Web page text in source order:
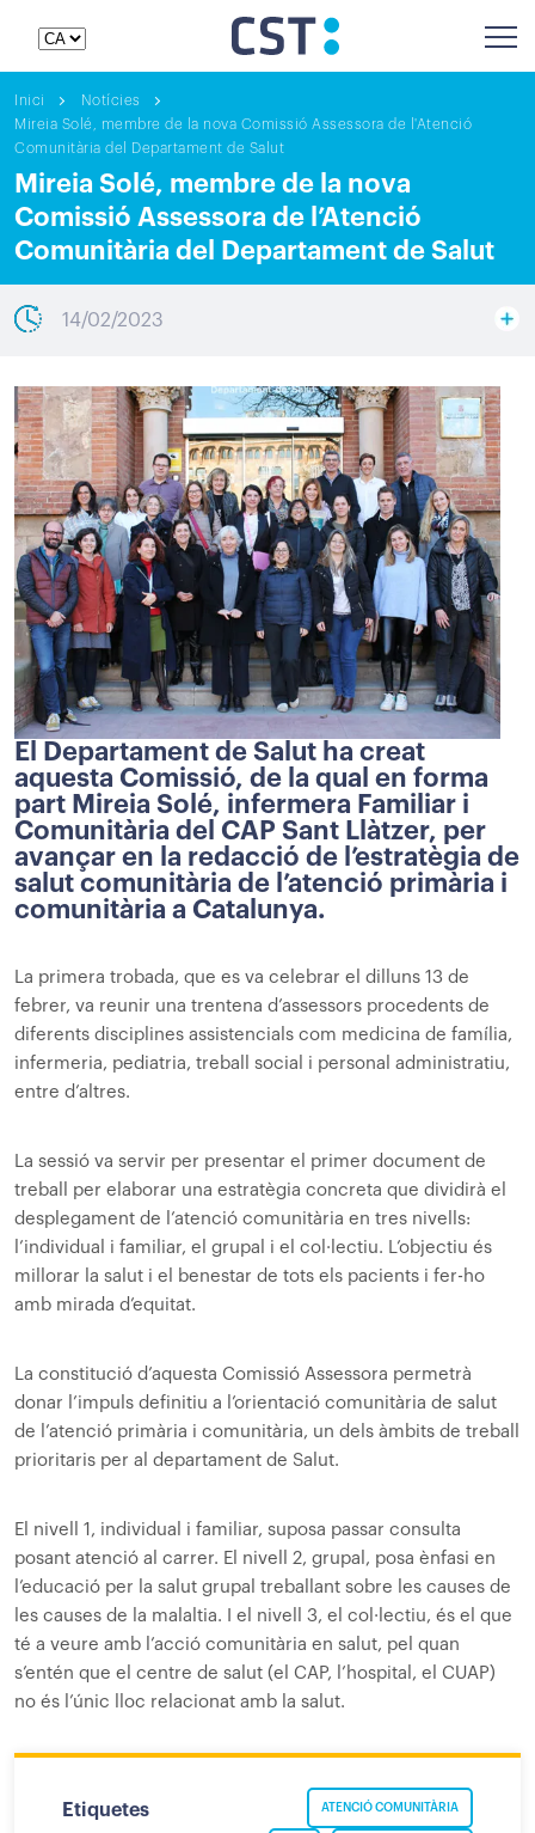
Inici
Notícies
Mireia Solé, membre de la nova Comissió Assessora de l'Atenció
Comunitària del Departament de Salut
Mireia Solé, membre de la nova
Comissió Assessora de l’Atenció
Comunitària del Departament de Salut
14/02/2023
El Departament de Salut ha creat
aquesta Comissió, de la qual en forma
part Mireia Solé, infermera Familiar i
Comunitària del CAP Sant Llàtzer, per
avançar en la redacció de l’estratègia de
salut comunitària de l’atenció primària i
comunitària a Catalunya.
La primera trobada, que es va celebrar el dilluns 13 de
febrer, va reunir una trentena d’assessors procedents de
diferents disciplines assistencials com medicina de família,
infermeria, pediatria, treball social i personal administratiu,
entre d’altres.
La sessió va servir per presentar el primer document de
treball per elaborar una estratègia concreta que dividirà el
desplegament de l’atenció comunitària en tres nivells:
l’individual i familiar, el grupal i el col·lectiu. L’objectiu és
millorar la salut i el benestar de tots els pacients i fer-ho
amb mirada d’equitat.
La constitució d’aquesta Comissió Assessora permetrà
donar l’impuls definitiu a l’orientació comunitària de salut
de l’atenció primària i comunitària, un dels àmbits de treball
prioritaris per al departament de Salut.
El nivell 1, individual i familiar, suposa passar consulta
posant atenció al carrer. El nivell 2, grupal, posa ènfasi en
l’educació per la salut grupal treballant sobre les causes de
les causes de la malaltia. I el nivell 3, el col·lectiu, és el que
té a veure amb l’acció comunitària en salut, pel quan
s’entén que el centre de salut (el CAP, l’hospital, el CUAP)
no és l’únic lloc relacionat amb la salut.
Etiquetes ATENCIÓ COMUNITÀRIA